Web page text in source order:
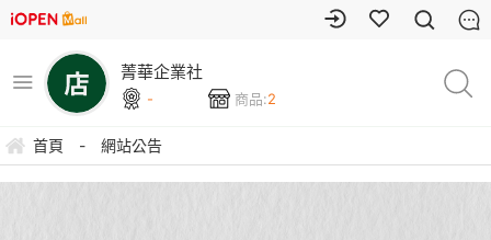
菁華企業社
- 商品:2
首頁 - 網站公告